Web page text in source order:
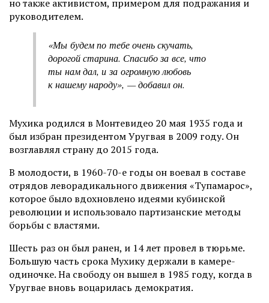
но также активистом, примером для подражания и
руководителем.
«Мы будем по тебе очень скучать,
дорогой старина. Спасибо за все, что
ты нам дал, и за огромную любовь
к нашему народу», — добавил он.
Мухика родился в Монтевидео 20 мая 1935 года и
был избран президентом Уругвая в 2009 году. Он
возглавлял страну до 2015 года.
В молодости, в 1960-70-е годы он воевал в составе
отрядов леворадикального движения «Тупамарос»,
которое было вдохновлено идеями кубинской
революции и использовало партизанские методы
борьбы с властями.
Шесть раз он был ранен, и 14 лет провел в тюрьме.
Большую часть срока Мухику держали в камере-
одиночке. На свободу он вышел в 1985 году, когда в
Уругвае вновь воцарилась демократия.